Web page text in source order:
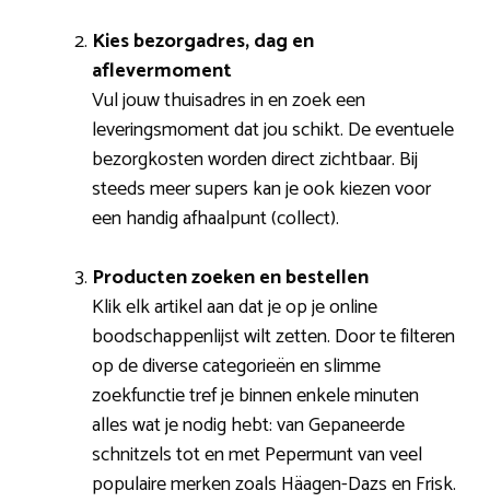
Kies bezorgadres, dag en
aflevermoment
Vul jouw thuisadres in en zoek een
leveringsmoment dat jou schikt. De eventuele
bezorgkosten worden direct zichtbaar. Bij
steeds meer supers kan je ook kiezen voor
een handig afhaalpunt (collect).
Producten zoeken en bestellen
Klik elk artikel aan dat je op je online
boodschappenlijst wilt zetten. Door te filteren
op de diverse categorieën en slimme
zoekfunctie tref je binnen enkele minuten
alles wat je nodig hebt: van Gepaneerde
schnitzels tot en met Pepermunt van veel
populaire merken zoals Häagen-Dazs en Frisk.